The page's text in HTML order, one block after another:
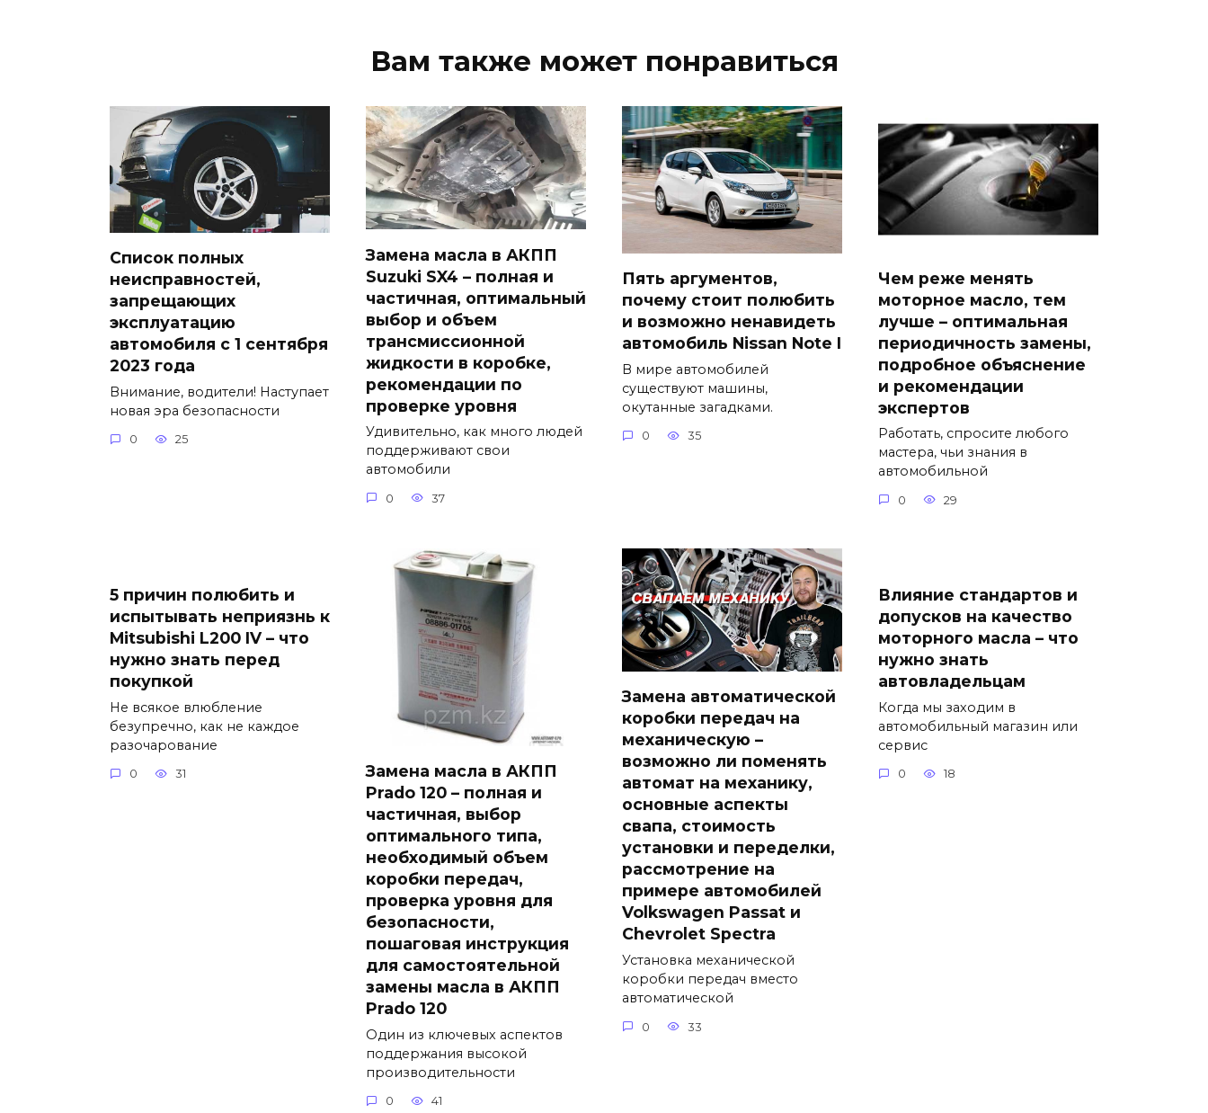
Вам также может понравиться
Список полных
неисправностей,
запрещающих
эксплуатацию
автомобиля с 1 сентября
2023 года
Внимание, водители! Наступает
новая эра безопасности
0 25
Замена масла в АКПП
Suzuki SX4 – полная и
частичная, оптимальный
выбор и объем
трансмиссионной
жидкости в коробке,
рекомендации по
проверке уровня
Удивительно, как много людей
поддерживают свои
автомобили
0 37
Пять аргументов,
почему стоит полюбить
и возможно ненавидеть
автомобиль Nissan Note I
В мире автомобилей
существуют машины,
окутанные загадками.
0 35
Чем реже менять
моторное масло, тем
лучше – оптимальная
периодичность замены,
подробное объяснение
и рекомендации
экспертов
Работать, спросите любого
мастера, чьи знания в
автомобильной
0 29
5 причин полюбить и
испытывать неприязнь к
Mitsubishi L200 IV – что
нужно знать перед
покупкой
Не всякое влюбление
безупречно, как не каждое
разочарование
0 31
Замена масла в АКПП
Prado 120 – полная и
частичная, выбор
оптимального типа,
необходимый объем
коробки передач,
проверка уровня для
безопасности,
пошаговая инструкция
для самостоятельной
замены масла в АКПП
Prado 120
Один из ключевых аспектов
поддержания высокой
производительности
0 41
Замена автоматической
коробки передач на
механическую –
возможно ли поменять
автомат на механику,
основные аспекты
свапа, стоимость
установки и переделки,
рассмотрение на
примере автомобилей
Volkswagen Passat и
Chevrolet Spectra
Установка механической
коробки передач вместо
автоматической
0 33
Влияние стандартов и
допусков на качество
моторного масла – что
нужно знать
автовладельцам
Когда мы заходим в
автомобильный магазин или
сервис
0 18